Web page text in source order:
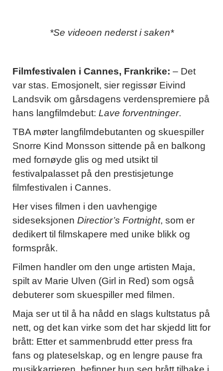
*Se videoen nederst i saken*
Filmfestivalen i Cannes, Frankrike: – Det
var stas. Emosjonelt, sier regissør Eivind
Landsvik om gårsdagens verdenspremiere på
hans langfilmdebut: Lave forventninger.
TBA møter langfilmdebutanten og skuespiller
Snorre Kind Monsson sittende på en balkong
med fornøyde glis og med utsikt til
festivalpalasset på den prestisjetunge
filmfestivalen i Cannes.
Her vises filmen i den uavhengige
sideseksjonen Directior’s Fortnight, som er
dedikert til filmskapere med unike blikk og
formspråk.
Filmen handler om den unge artisten Maja,
spilt av Marie Ulven (Girl in Red) som også
debuterer som skuespiller med filmen.
Maja ser ut til å ha nådd en slags kultstatus på
nett, og det kan virke som det har skjedd litt for
brått: Etter et sammenbrudd etter press fra
fans og plateselskap, og en lengre pause fra